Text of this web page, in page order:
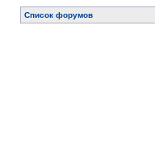
Список форумов